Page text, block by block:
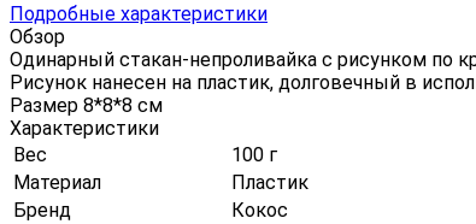
Подробные характеристики
Обзор
Одинарный стакан-непроливайка с рисунком по
Рисунок нанесен на пластик, долговечный в
Размер 8*8*8 см
Характеристики
Вес
100 г
Материал
Пластик
Бренд
Кокос